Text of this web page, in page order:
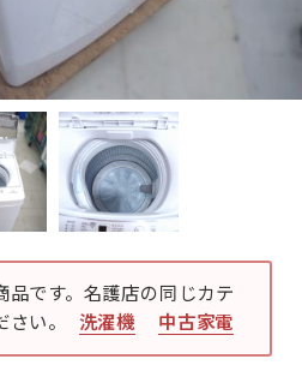
品です。名護店の同じカテ
さい。
洗濯機 中古家電